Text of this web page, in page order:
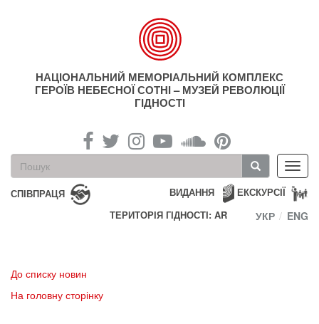
НАЦІОНАЛЬНИЙ МЕМОРІАЛЬНИЙ КОМПЛЕКС
ГЕРОЇВ НЕБЕСНОЇ СОТНІ – МУЗЕЙ РЕВОЛЮЦІЇ
ГІДНОСТІ
Пошукова
форма
Пошук
СПІВПРАЦЯ ЕКСКУРСІЇ
ВИДАННЯ
ТЕРИТОРІЯ ГІДНОСТІ: AR
УКР ENG
До списку новин
На головну сторінку